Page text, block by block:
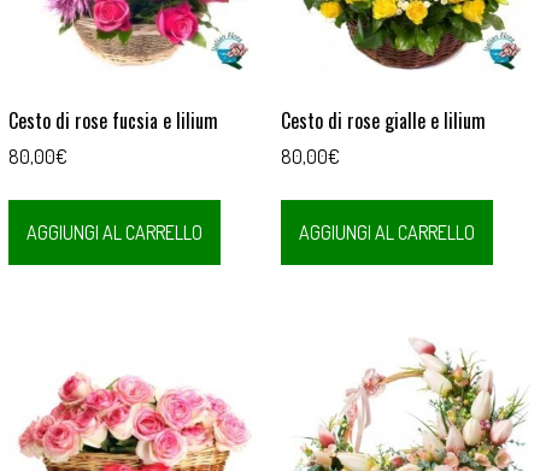
Cesto di rose fucsia e lilium
80,00€
AGGIUNGI AL CARRELLO
Cesto di rose gialle e lilium
80,00€
AGGIUNGI AL CARRELLO